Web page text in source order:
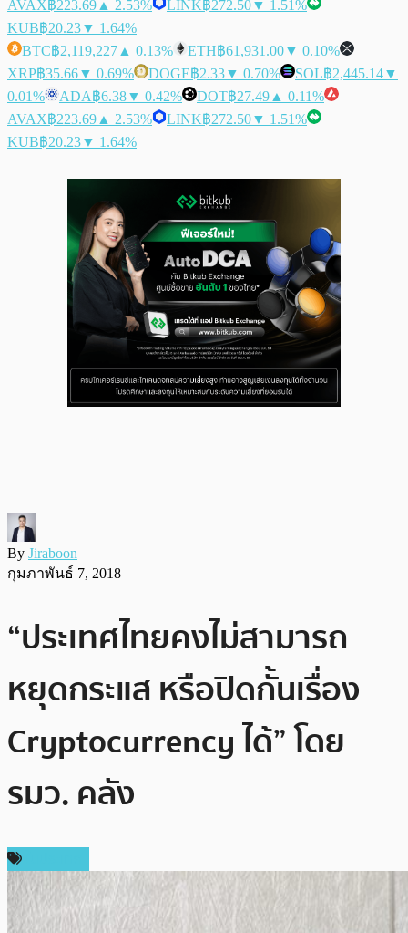
AVAX฿223.69 ▲ 2.53% LINK฿272.50▼ 1.51%
KUB฿20.23▼ 1.64%
BTC฿2,119,227 ▲ 0.13% ETH฿61,931.00▼ 0.10%
XRP฿35.66▼ 0.69% DOGE฿2.33▼ 0.70% SOL฿2,445.14▼
0.01%
ADA฿6.38▼ 0.42% DOT฿27.49 ▲ 0.11%
AVAX฿223.69 ▲ 2.53% LINK฿272.50▼ 1.51%
KUB฿20.23▼ 1.64%
By Jiraboon
กุมภาพันธ์ 7, 2018
“ประเทศไทยคงไม่สามารถ
หยุดกระแส หรือปิดกั้นเรื่อง
Cryptocurrency ได้” โดย
รมว. คลัง